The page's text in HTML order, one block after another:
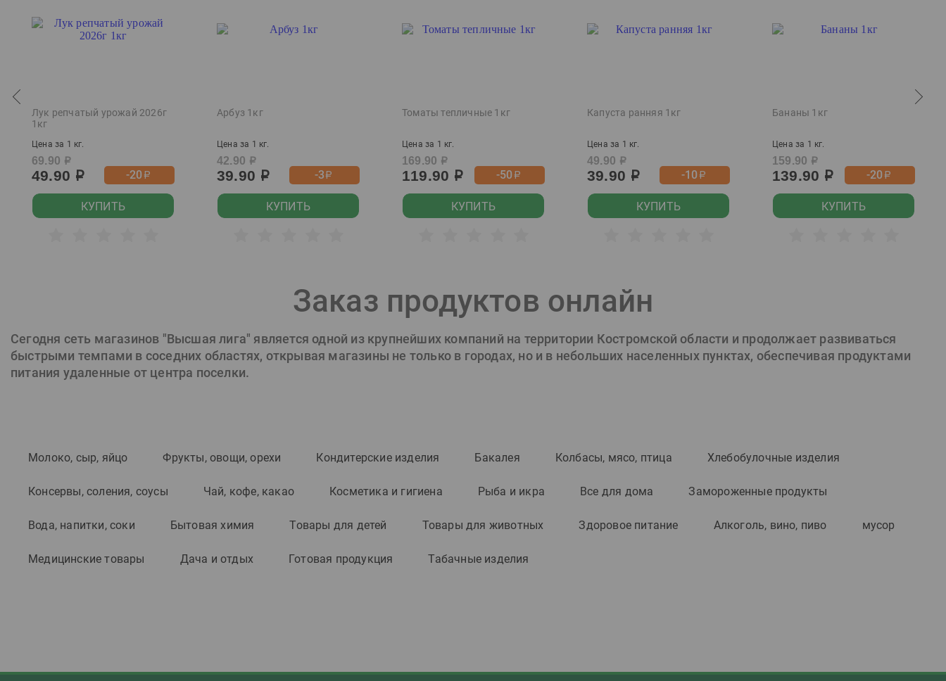
Chesters
Chivas Regal
Chuanlang
Cinzano
Clausthaler
Corona
Domaine les Beaux
Regards
Don Alejandro
Eboshi Happoshu
Essa Limolito
Лук репчатый урожай 2026г
1кг
Цена за 1 кг.
69.90 р
49.90 р -20р
КУПИТЬ
Арбуз 1кг
Цена за 1 кг.
42.90 р
39.90 р -3р
КУПИТЬ
Томаты тепличные 1кг
Цена за 1 кг.
169.90 р
119.90 р -50р
КУПИТЬ
Капуста ранняя 1кг
Цена за 1 кг.
49.90 р
39.90 р -10р
КУПИТЬ
Бананы 1кг
Цена за 1 кг.
159.90 р
139.90 р -20р
КУПИТЬ
Заказ продуктов онлайн
Сегодня сеть магазинов "Высшая лига" является одной из крупнейших компаний на территории Костромской области и продолжает развиваться
быстрыми темпами в соседних областях, открывая магазины не только в городах, но и в небольших населенных пунктах, обеспечивая продуктами
питания удаленные от центра поселки.
Молоко, сыр, яйцо Фрукты, овощи, орехи Кондитерские изделия Бакалея Колбасы, мясо, птица Хлебобулочные изделия
Консервы, соления, соусы Чай, кофе, какао Косметика и гигиена Рыба и икра Все для дома Замороженные продукты
Вода, напитки, соки Бытовая химия Товары для детей Товары для животных Здоровое питание Алкоголь, вино, пиво мусор
Медицинские товары Дача и отдых Готовая продукция Табачные изделия